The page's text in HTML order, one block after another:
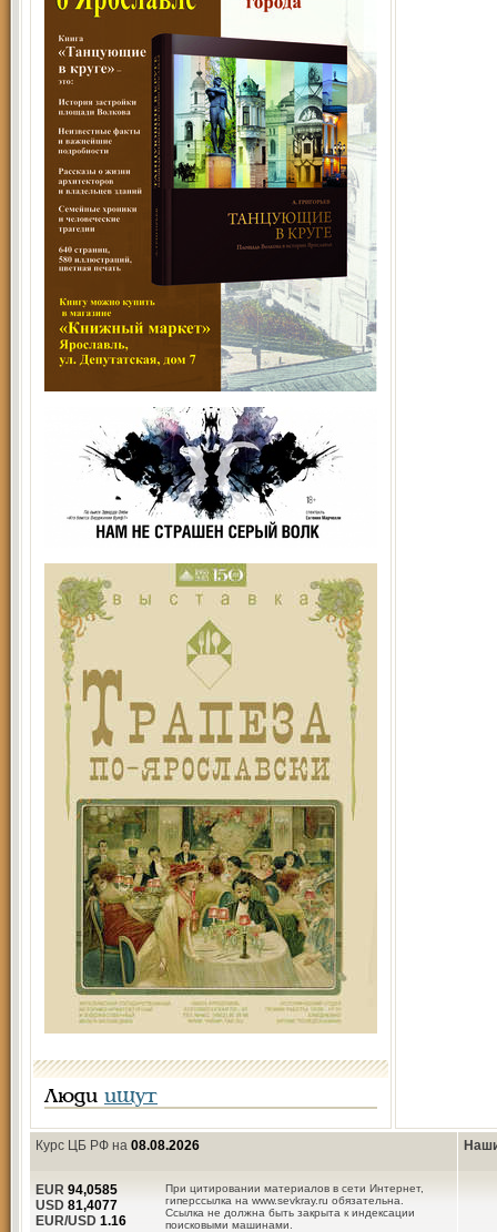
Люди ищут
Курс ЦБ РФ на 08.08.2026
При цитировании материалов в сети Интернет,
гиперссылка на www.sevkray.ru обязательна.
Ссылка не должна быть закрыта к индексации
поисковыми машинами.
EUR 94,0585
USD 81,4077
EUR/USD 1.16